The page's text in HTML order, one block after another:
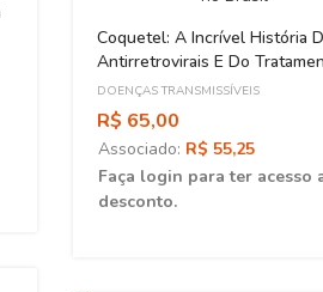
Coquetel: A Incrível História
Antirretrovirais E Do
Aids No Brasil
DOENÇAS TRANSMISSÍVEIS
R$ 65,00
Associado: R$ 55,25
Faça login para ter acesso
desconto.